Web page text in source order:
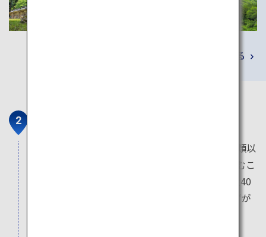
詳しくみる
クラゲの展示種類数が世界一の水族館で、60種類以
上のクラゲがゆったりと水の中を漂う姿を楽しむこ
とができます。なかでも、直径5メートル、水量40
トンの円形型の水槽の中に約1万匹のミズクラゲが